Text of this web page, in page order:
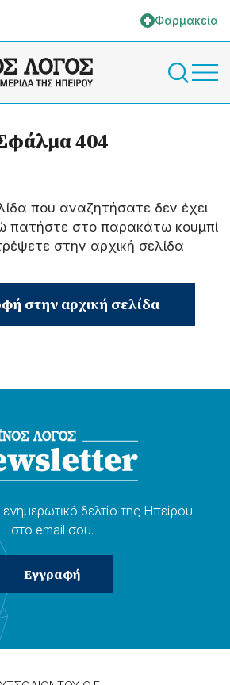
Φαρμακεία
404
που αναζητήσατε δεν έχει
πατήστε στο παρακάτω κουμπί
στην αρχική σελίδα
στην αρχική σελίδα
δελτίο της Ηπείρου
στο email σου.